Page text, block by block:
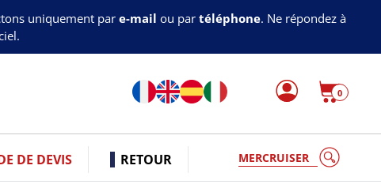
uniquement par e-mail ou par téléphone. Ne répondez à
0
DE DEVIS RETOUR V